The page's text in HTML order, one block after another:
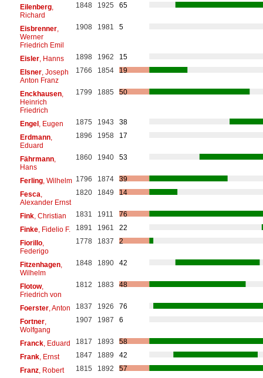
Eilenberg,
Richard
1848 1925 65
Eisbrenner,
Werner
Friedrich Emil
1908 1981 5
Eisler, Hanns 1898 1962
15
Elsner, Joseph
Anton Franz
1766 1854 19
Enckhausen,
Heinrich
Friedrich
1799 1885 50
Engel, Eugen 1875 1943
38
Erdmann,
Eduard
1896 1958 17
Fährmann,
Hans
1860 1940 53
Ferling, Wilhelm 1796 1874
39
Fesca
Alexander Ernst
1820 1849 14
Fink, Christian 1831 1911
76
Finke, Fidelio F. 1891 1961
22
Fiorillo,
Federigo
1778 1837 2
Fitzenhagen,
Wilhelm
1848 1890 42
Flotow,
Friedrich von
1812 1883 48
Foerster, Anton 1837 1926
76
Fortner,
Wolfgang
1907 1987 6
Franck, Eduard 1817 1893
58
Frank, Ernst 1847 1889
42
Franz, Robert 1815 1892
57